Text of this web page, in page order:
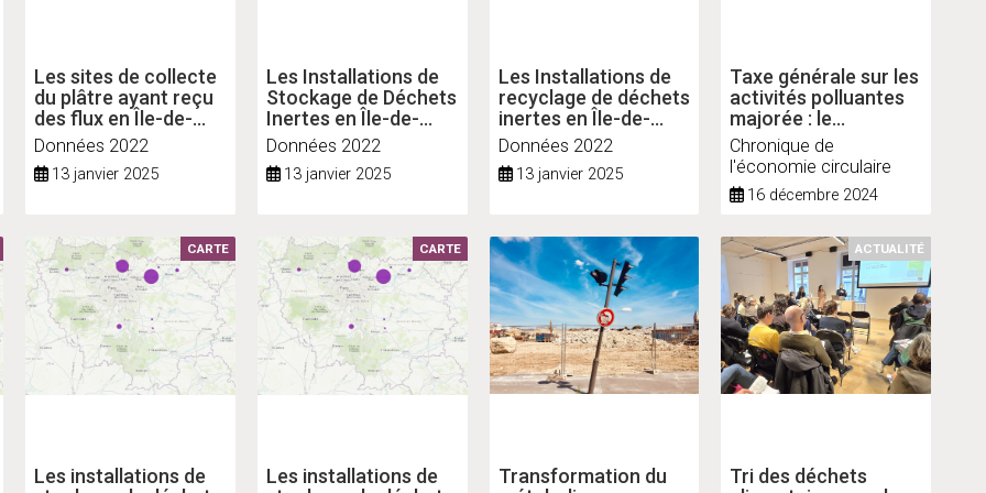
Les sites de collecte
du plâtre ayant reçu
des flux en Île-de-
France
Données 2022
13 janvier 2025
Les Installations de
Stockage de Déchets
Inertes en Île-de-
France (ISDI
autorisées)
Données 2022
13 janvier 2025
Les Installations de
recyclage de déchets
inertes en Île-de-
France
Données 2022
13 janvier 2025
Taxe générale sur les
activités polluantes
majorée : le
coefficient régional
publié
Chronique de
l'économie circulaire
16 décembre 2024
Les installations de
CARTE
Les installations de
CARTE
Transformation du
Tri des déchets
ACTUALITÉ